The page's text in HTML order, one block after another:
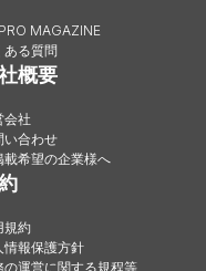
MAGAZINE
ある質問
概要
会社
い合わせ
載希望の企業様へ
規約
情報保護方針
の運営に関する規程等